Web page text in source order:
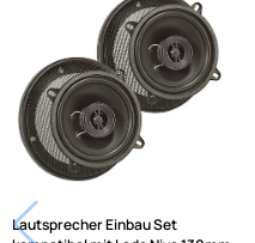
passende Produkte
Ähnliche Produkte anzeigen
Frage zum Artikel stellen